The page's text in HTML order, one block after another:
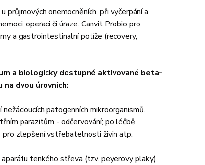
průjmových onemocněních, při vyčerpání a
operaci či úraze. Canvit Probio pro
a gastrointestinalní potíže (recovery,
a biologicky dostupné aktivované beta-
dvou úrovních:
patogenních mikroorganismů.
parazitům - odčervování; po léčbě
pro zlepšení vstřebatelnosti živin atp.
tenkého střeva (tzv. peyerovy plaky),